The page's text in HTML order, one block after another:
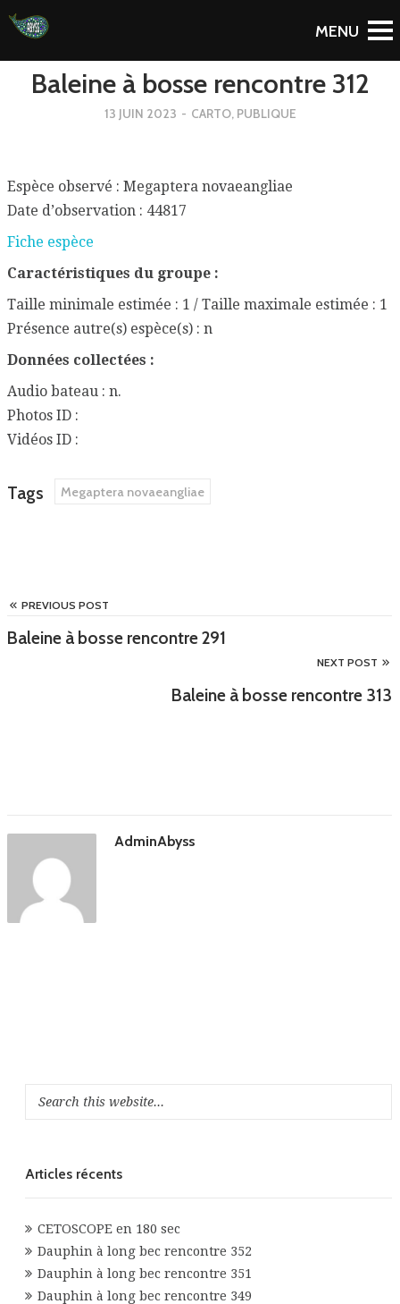
To Blog
Baleine à bosse rencontre 312
13 JUIN 2023 - CARTO, PUBLIQUE
Espèce observé : Megaptera novaeangliae
Date d’observation : 44817
Fiche espèce
Caractéristiques du groupe :
Taille minimale estimée : 1 / Taille maximale estimée : 1
Présence autre(s) espèce(s) : n
Données collectées :
Audio bateau : n.
Photos ID :
Vidéos ID :
Tags Megaptera novaeangliae
PREVIOUS POST
Baleine à bosse rencontre 291
NEXT POST
Baleine à bosse rencontre 313
AdminAbyss
Articles récents
CETOSCOPE en 180 sec
Dauphin à long bec rencontre 352
Dauphin à long bec rencontre 351
Dauphin à long bec rencontre 349